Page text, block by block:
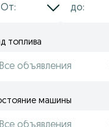
топлива
Все объявления
машины